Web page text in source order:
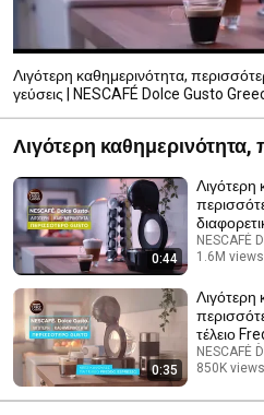
Λιγότερη καθημερινότητα,
γεύσεις | NESCAFÉ Dolce Gusto
Λιγότερη
NESCAFÉ Dolce Gusto
0:44
Λιγότερη
Dolce
NESCAFÉ
1.6M views
0:35
Λιγότερη
τέλειο
NESCAFÉ
850K views